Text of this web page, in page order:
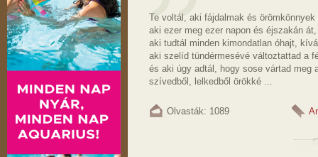
Te voltál, aki fájdalmak és
aki ezer meg ezer napon és éjszakán
aki tudtál minden kimondatlan óhajt,
aki szelíd tündérmesévé változtattad a
és aki úgy adtál, hogy sose vártad meg
szívedből, lelkedből örökké ...
Olvasták: 1089